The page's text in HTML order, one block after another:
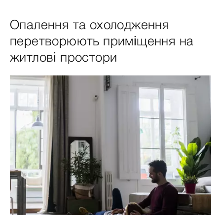
Опалення та охолодження
перетворюють приміщення на
житлові простори